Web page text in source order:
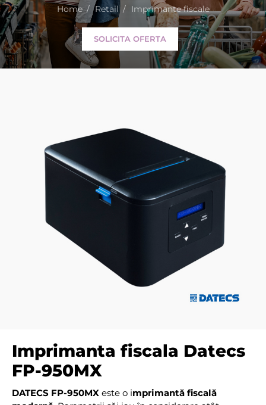
Home Retail Imprimante fiscale
SOLICITA OFERTA
Imprimanta fiscala Datecs
FP-950MX
DATECS FP-950MX este o imprimantă fiscală